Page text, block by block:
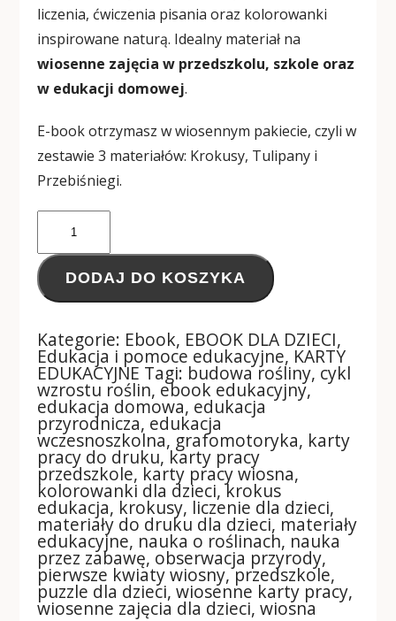
liczenia, ćwiczenia pisania oraz kolorowanki
inspirowane naturą. Idealny materiał na
wiosenne zajęcia w przedszkolu, szkole oraz
w edukacji domowej.
E-book otrzymasz w wiosennym pakiecie, czyli w
zestawie 3 materiałów: Krokusy, Tulipany i
Przebiśniegi.
DODAJ DO KOSZYKA
Kategorie: Ebook, EBOOK DLA DZIECI,
Edukacja i pomoce edukacyjne, KARTY
EDUKACYJNE Tagi: budowa rośliny, cykl
wzrostu roślin, ebook edukacyjny,
edukacja domowa, edukacja
przyrodnicza, edukacja
wczesnoszkolna, grafomotoryka, karty
pracy do druku,karty pracy
przedszkole, karty pracy wiosna,
kolorowanki dla dzieci,krokus
edukacja, krokusy, liczenie dla dzieci,
materiały do druku dla dzieci, materiały
edukacyjne, nauka o roślinach, nauka
przez zabawę, obserwacja przyrody,
pierwsze kwiaty wiosny,przedszkole,
puzzle dla dzieci,wiosenne karty pracy,
wiosenne zajęcia dla dzieci,wiosna